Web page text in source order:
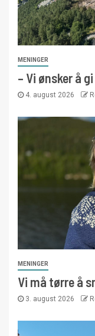
MENINGER
– Vi ønsker å
4. august 2026
MENINGER
Vi må tørre å
3. august 2026